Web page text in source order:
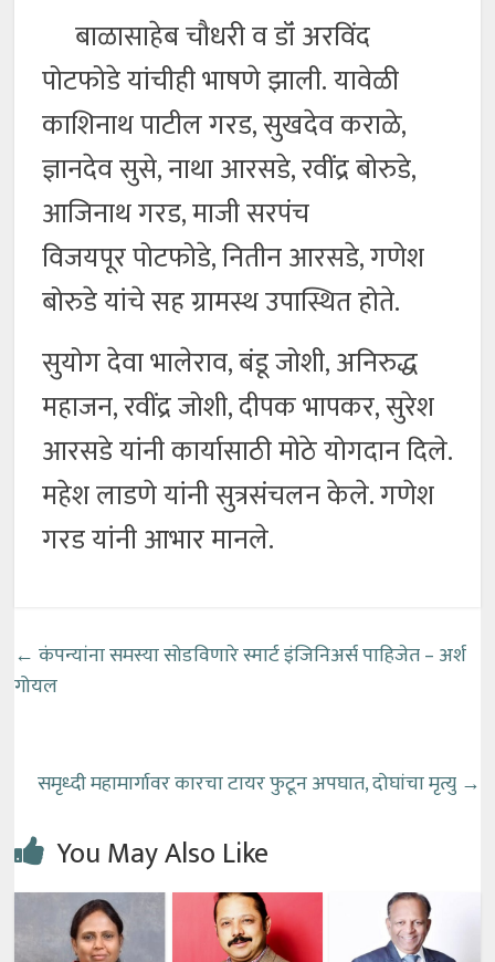
बाळासाहेब चौधरी व डॉं अरविंद
पोटफोडे यांचीही भाषणे झाली. यावेळी
काशिनाथ पाटील गरड, सुखदेव कराळे,
ज्ञानदेव सुसे, नाथा आरसडे, रवींद्र बोरुडे,
आजिनाथ गरड, माजी सरपंच
विजयपूर पोटफोडे, नितीन आरसडे, गणेश
बोरुडे यांचे सह ग्रामस्थ उपास्थित होते.
सुयोग देवा भालेराव, बंडू जोशी, अनिरुद्ध
महाजन, रवींद्र जोशी, दीपक भापकर, सुरेश
आरसडे यांनी कार्यासाठी मोठे योगदान दिले.
महेश लाडणे यांनी सुत्रसंचलन केले. गणेश
गरड यांनी आभार मानले.
← कंपन्यांना समस्या सोडविणारे स्मार्ट इंजिनिअर्स पाहिजेत – अर्श
गोयल
समृध्दी महामार्गावर कारचा टायर फुटून अपघात, दोघांचा मृत्यु →
You May Also Like